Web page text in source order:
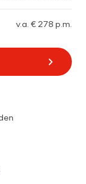
v.a. € 278 p.m.